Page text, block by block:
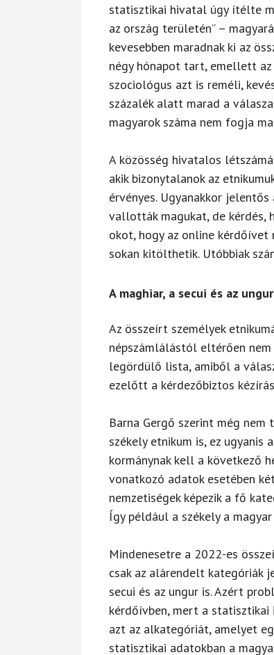
statisztikai hivatal úgy ítélte
az ország területén” –
kevesebben maradnak ki az
négy hónapot tart, emellett
szociológus azt is reméli,
százalék alatt marad a
magyarok száma nem fogja
A közösség hivatalos
akik bizonytalanok az
érvényes. Ugyanakkor jelentős
vallották magukat, de kérdés,
okot, hogy az online kérdőívet
sokan kitölthetik. Utóbbiak
A maghiar, a secui és az ungur
Az összeírt személyek
népszámlálástól eltérően nem
legördülő lista, amiből a
ezelőtt a kérdezőbiztos
Barna Gergő szerint még
székely etnikum is, ez
kormánynak kell a következő
vonatkozó adatok esetében
nemzetiségek képezik a fő
Így például a székely a
Mindenesetre a 2022-es
csak az alárendelt kategóriák
secui és az ungur is. Azért
kérdőívben, mert a
azt az alkategóriát, amelyet
statisztikai adatokban a